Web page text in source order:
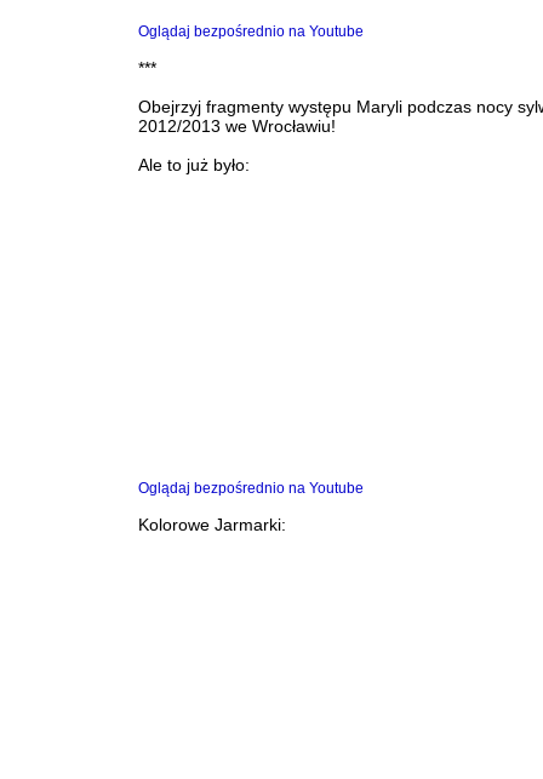
Oglądaj bezpośrednio na Youtube
***
Obejrzyj fragmenty występu Maryli podczas nocy
2012/2013 we Wrocławiu!
Ale to już było:
Oglądaj bezpośrednio na Youtube
Kolorowe Jarmarki: